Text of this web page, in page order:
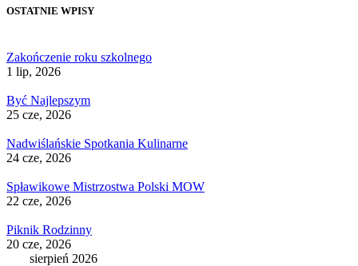
OSTATNIE WPISY
Zakończenie roku szkolnego
1 lip, 2026
Być Najlepszym
25 cze, 2026
Nadwiślańskie Spotkania Kulinarne
24 cze, 2026
Spławikowe Mistrzostwa Polski MOW
22 cze, 2026
Piknik Rodzinny
20 cze, 2026
sierpień 2026